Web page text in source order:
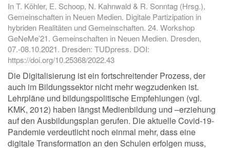
In T. Köhler, E. Schoop, N. Kahnwald & R. Sonntag (Hrsg.),
Gemeinschaften in Neuen Medien. Digitale Partizipation in
hybriden Realitäten und Gemeinschaften. 24. Workshop
GeNeMe’21. Gemeinschaften in Neuen Medien. Dresden,
07.-08.10.2021. Dresden: TUDpress. DOI:
https://doi.org/10.25368/2022.43
Die Digitalisierung ist ein fortschreitender Prozess, der
auch im Bildungssektor nicht mehr wegzudenken ist.
Lehrpläne und bildungspolitische Empfehlungen (vgl.
KMK, 2012) haben längst Medienbildung und –erziehung
auf den Ausbildungsplan gerufen. Die aktuelle Covid-19-
Pandemie verdeutlicht noch einmal mehr, dass eine
digitale Transformation an den Schulen erfolgen muss,